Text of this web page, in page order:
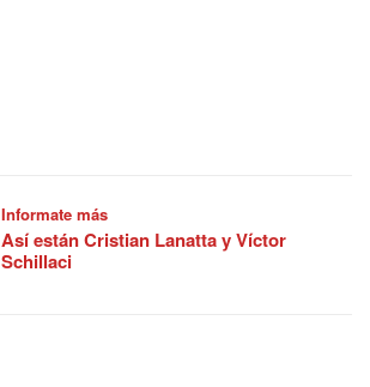
Informate más
Así están Cristian Lanatta y Víctor
Schillaci